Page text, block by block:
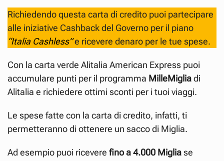
Richiedendo questa carta di credito puoi partecipare
alle iniziative Cashback del Governo per il piano
“Italia Cashless”e ricevere denaro per le tue spese.
Con la carta verde Alitalia American Express puoi
accumulare punti per il programma MilleMigliadi
Alitalia e richiedere ottimi sconti per i tuoi viaggi.
Le spese fatte con la carta di credito, infatti, ti
permetteranno di ottenere un sacco di Miglia.
Ad esempio puoi ricevere fino a 4.000 Migliase